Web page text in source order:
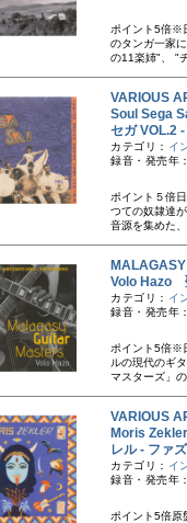
ポイント5倍※
のタンガ一家
の11楽姉"、 "
VARIOUS
Soul Sega
セガ VOL.2
カテゴリ： イ
録音・発売年
ポイント５倍
つての奴隷達
音源を集めた
Volo Hazo
カテゴリ： イ
録音・発売年
ポイント5倍※
ルの現代のギ
マスターズ」
VARIOUS
Moris
レル - ファ
カテゴリ： イ
録音・発売年
ポイント5倍原